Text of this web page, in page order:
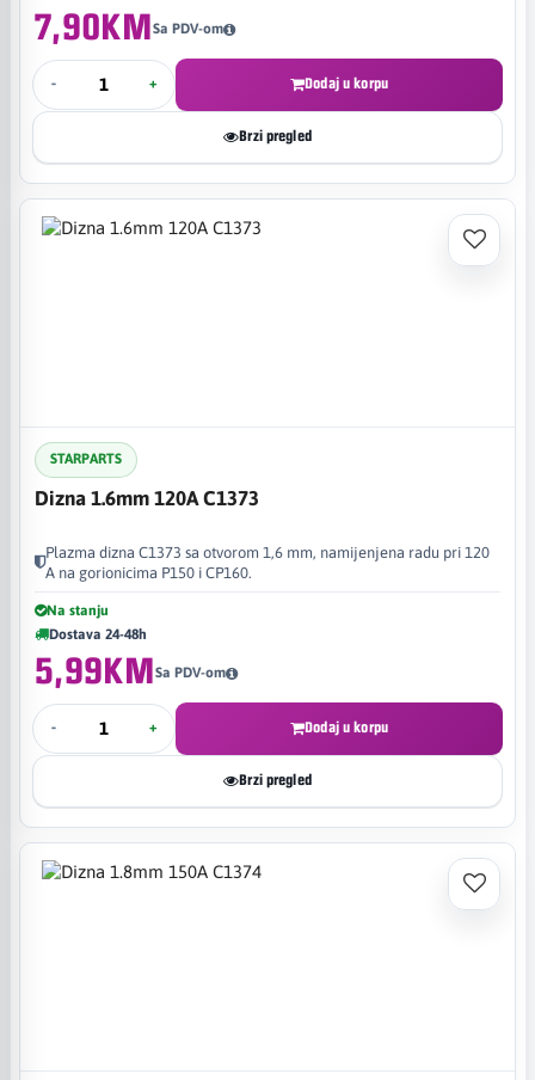
7,90KMSa PDV-om
- + Dodaj u korpu
Brzi pregled
STARPARTS
Dizna 1.6mm 120A C1373
Plazma dizna C1373 sa otvorom 1,6 mm, namijenjena radu pri 120
A na gorionicima P150 i CP160.
Na stanju
Dostava 24-48h
5,99KMSa PDV-om
- + Dodaj u korpu
Brzi pregled